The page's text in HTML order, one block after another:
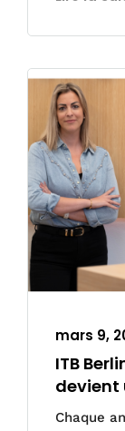
mars 9,
ITB
devient
Chaque